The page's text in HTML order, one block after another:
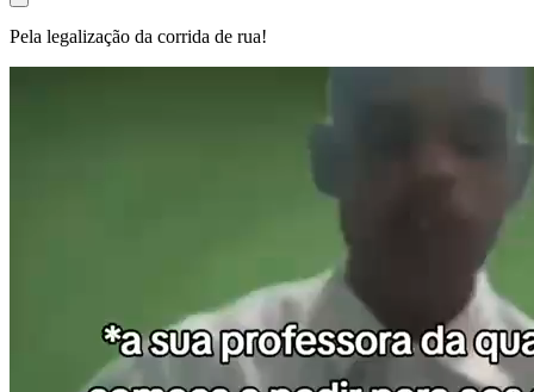
Pela legalização da corrida de rua!